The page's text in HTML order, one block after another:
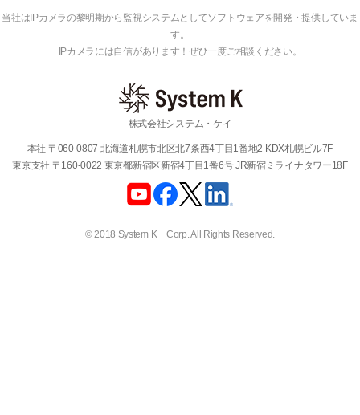
当社はIPカメラの黎明期から監視システムとしてソフトウェアを開発・提供していま
す。
IPカメラには自信があります！ぜひ一度ご相談ください。
株式会社システム・ケイ
本社 〒060-0807 北海道札幌市北区北7条西4丁目1番地2 KDX札幌ビル7F
東京支社 〒160-0022 東京都新宿区新宿4丁目1番6号 JR新宿ミライナタワー18F
© 2018 System K Corp. All Rights Reserved.